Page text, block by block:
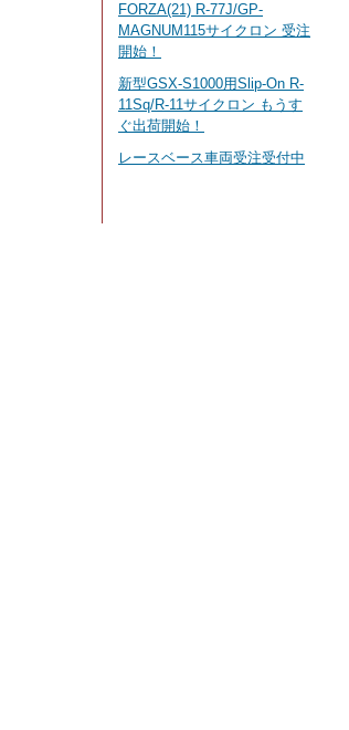
FORZA(21) R-77J/GP-
MAGNUM115サイクロン 受注
開始！
新型GSX-S1000用Slip-On R-
11Sq/R-11サイクロン もうす
ぐ出荷開始！
レースベース車両受注受付中